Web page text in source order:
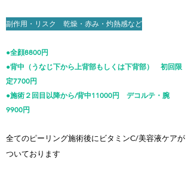
​副作用・リスク 乾燥・赤み・灼熱感など
●全顔8800円
​●背中（うなじ下から上背部もしくは下背部） 初回限
定7700円
●施術２回目以降から/背中11000円 デコルテ・腕
9900円
全てのピーリング施術後にビタミンC/美容液ケアが
ついております